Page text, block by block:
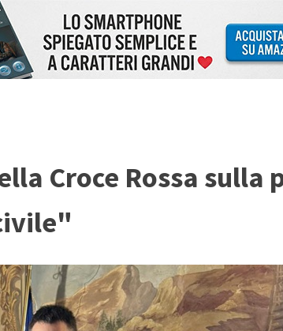
Croce Rossa sulla